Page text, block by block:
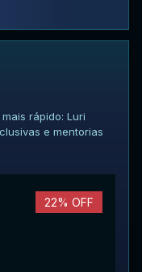
rápido: Luri
e mentorias
22% OFF